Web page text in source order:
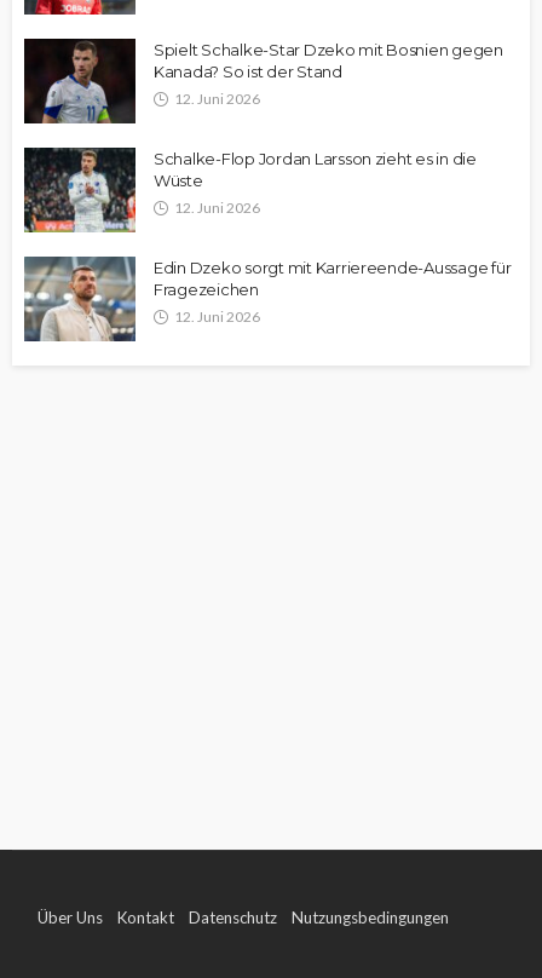
Spielt Schalke-Star Dzeko mit Bosnien gegen
Kanada? So ist der Stand
12. Juni 2026
Schalke-Flop Jordan Larsson zieht es in die
Wüste
12. Juni 2026
Edin Dzeko sorgt mit Karriereende-Aussage für
Fragezeichen
12. Juni 2026
Über Uns Kontakt Datenschutz Nutzungsbedingungen